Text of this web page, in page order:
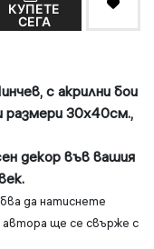
КУПЕТЕ
СЕГА
с акрилни бои
размери 30х40см.,
декор във вашия
да натиснете
автора ще се свърже с